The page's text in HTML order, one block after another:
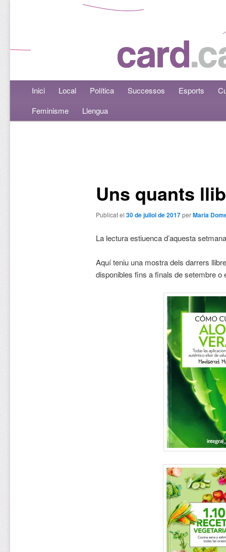
Menú principalAneu al contingut principal
Aneu al contingut secundari
Inici Local Política Successos Esports
Feminisme
Llengua
Uns quants
Publicat el 30 de juliol de 2017perMaria
La lectura estiuenca d’aquesta
Aquí teniu una mostra dels darrers
disponibles fins a finals de setembre o